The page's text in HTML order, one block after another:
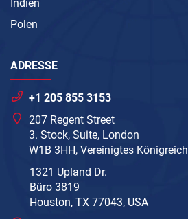
Indien
Polen
ADRESSE
+1 205 855 3153
207 Regent Street
3. Stock, Suite, London
W1B 3HH, Vereinigtes Königreich
1321 Upland Dr.
Büro 3819
Houston, TX 77043, USA